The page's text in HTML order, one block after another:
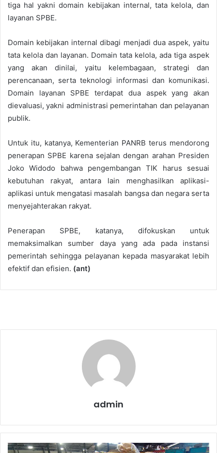
tiga hal yakni domain kebijakan internal, tata kelola, dan
layanan SPBE.
Domain kebijakan internal dibagi menjadi dua aspek, yaitu
tata kelola dan layanan. Domain tata kelola, ada tiga aspek
yang akan dinilai, yaitu kelembagaan, strategi dan
perencanaan, serta teknologi informasi dan komunikasi.
Domain layanan SPBE terdapat dua aspek yang akan
dievaluasi, yakni administrasi pemerintahan dan pelayanan
publik.
Untuk itu, katanya, Kementerian PANRB terus mendorong
penerapan SPBE karena sejalan dengan arahan Presiden
Joko Widodo bahwa pengembangan TIK harus sesuai
kebutuhan rakyat, antara lain menghasilkan aplikasi-
aplikasi untuk mengatasi masalah bangsa dan negara serta
menyejahterakan rakyat.
Penerapan SPBE, katanya, difokuskan untuk
memaksimalkan sumber daya yang ada pada instansi
pemerintah sehingga pelayanan kepada masyarakat lebih
efektif dan efisien. (ant)
admin
B